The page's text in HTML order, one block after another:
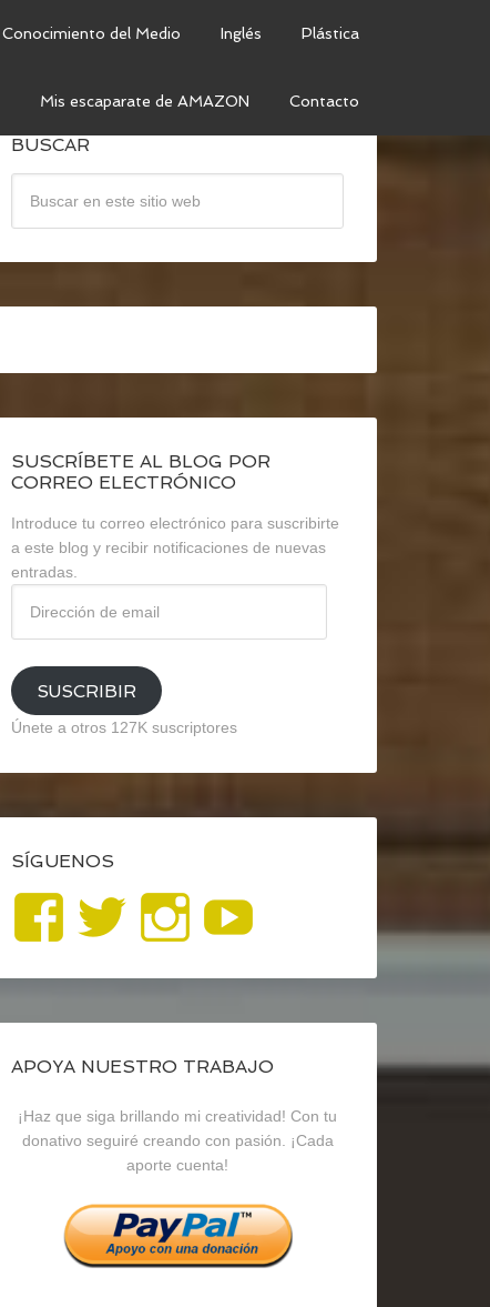
Conocimiento del Medio Inglés Plástica
Mis escaparate de AMAZON Contacto
BUSCAR
SUSCRÍBETE AL BLOG POR
CORREO ELECTRÓNICO
Introduce tu correo electrónico para suscribirte
a este blog y recibir notificaciones de nuevas
entradas.
email
SUSCRIBIR
Únete a otros 127K suscriptores
SÍGUENOS
Ver
perfil
de
blogrecursosep
en
Facebook
Ver
perfil
de
recursosep
en
Twitter
Ver
perfil
de
recursosep
en
Instagram
YouTube
APOYA NUESTRO TRABAJO
¡Haz que siga brillando mi creatividad! Con tu
donativo seguiré creando con pasión. ¡Cada
aporte cuenta!